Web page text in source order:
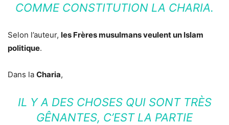
COMME CONSTITUTION LA CHARIA.
Selon l’auteur, les Frères musulmans veulent un Islam
politique.
Dans la Charia,
IL Y A DES CHOSES QUI SONT TRÈS
GÊNANTES, C’EST LA PARTIE